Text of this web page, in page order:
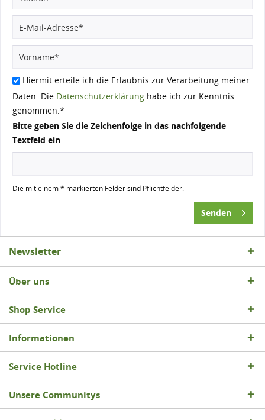
Hiermit erteile ich die Erlaubnis zur Verarbeitung meiner
Daten. Die Datenschutzerklärung habe ich zur Kenntnis
genommen.*
Bitte geben Sie die Zeichenfolge in das nachfolgende
Textfeld ein
Die mit einem * markierten Felder sind Pflichtfelder.
Senden
Newsletter
Über uns
Shop Service
Informationen
Service Hotline
Unsere Communitys